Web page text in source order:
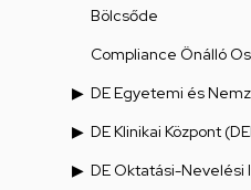
Bölcsőde
Compliance Önálló
DE Egyetemi és
DE Klinikai Központ
DE Oktatási-Nevelési